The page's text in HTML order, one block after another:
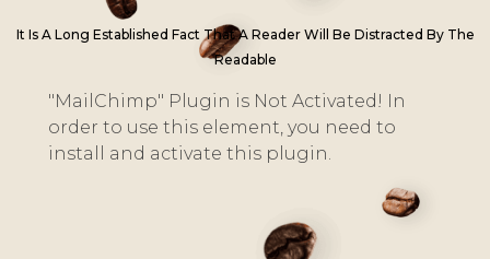
It Is A Long Established Fact That A Reader Will Be Distracted By The
Readable
"MailChimp" Plugin is Not Activated! In
order to use this element, you need to
install and activate this plugin.